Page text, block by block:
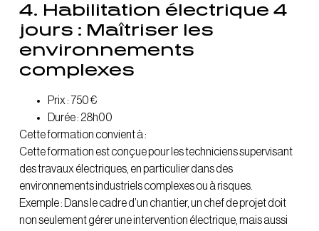
4. Habilitation électrique 4
jours : Maîtriser les
environnements
complexes
Prix : 750 €
Durée : 28h00
Cette formation convient à :
Cette formation est conçue pour les techniciens supervisant
des travaux électriques, en particulier dans des
environnements industriels complexes ou à risques.
Exemple : Dans le cadre d’un chantier, un chef de projet doit
non seulement gérer une intervention électrique, mais aussi